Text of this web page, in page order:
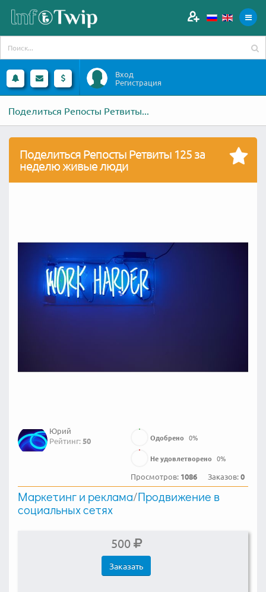
Вход
Регистрация
Поделиться Репосты Ретвиты...
Поделиться Репосты Ретвиты 125 за
неделю живые люди
Юрий
Рейтинг:50 Одобрено 0%
Не удовлетворено 0%
Просмотров: 1086 Заказов:0
Маркетинг и реклама/Продвижение в
социальных сетях
500
Заказать